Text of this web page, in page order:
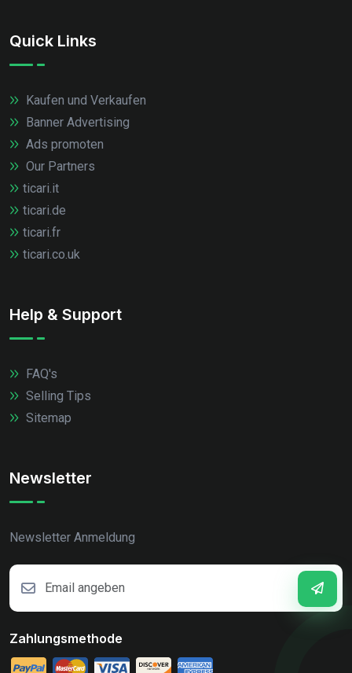
Quick Links
Kaufen und Verkaufen
Banner Advertising
Ads promoten
Our Partners
ticari.it
ticari.de
ticari.fr
ticari.co.uk
Help & Support
FAQ's
Selling Tips
Sitemap
Newsletter
Newsletter Anmeldung
Zahlungsmethode